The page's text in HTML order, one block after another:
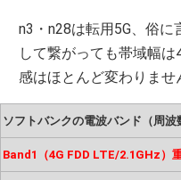
n3・n28は転用5G、俗に
して繋がっても帯域幅
感はほとんど変わりませ
ソフトバンクの電波バンド（周波
Band1（4G FDD LTE/2.1GHz）